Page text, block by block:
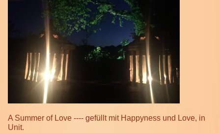
A Summer of Love ---- gefüllt mit Happyness und Love, in
Unit.